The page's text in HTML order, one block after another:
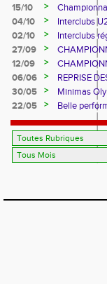
15/10
>
blocks !
04/10 >
Interclubs
02/10
>
Interclubs
27/09
>
CUVEE
12/09 >
06/06
>
REPRISE
30/05
>
Minimas
22/05
> Belle